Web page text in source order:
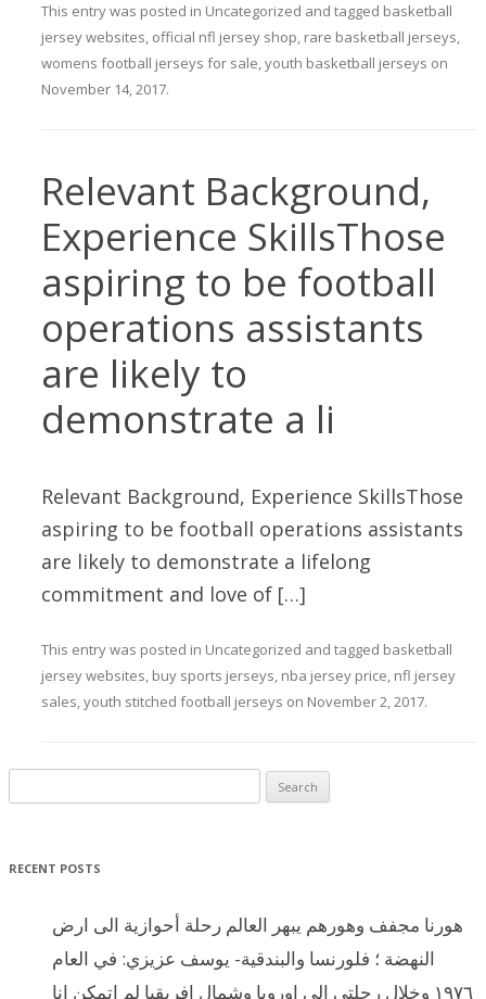
This entry was posted in Uncategorized and tagged basketball
jersey websites, official nfl jersey shop, rare basketball jerseys,
womens football jerseys for sale,youth basketball jerseys on
November 14, 2017.
Relevant Background,
Experience SkillsThose
aspiring to be football
operations assistants
are likely to
demonstrate a li
Relevant Background, Experience SkillsThose
aspiring to be football operations assistants
are likely to demonstrate a lifelong
commitment and love of […]
This entry was posted in Uncategorized and tagged basketball
jersey websites, buy sports jerseys, nba jersey price, nfl jersey
sales,youth stitched football jerseys on November 2, 2017.
RECENT POSTS
هورنا مجفف وهورهم يبهر العالم رحلة أحوازية الى ارض
النهضة ؛ فلورنسا والبندقية- يوسف عزيزي: في العام
١٩٧٦ وخلال رحلتي الى اوروبا وشمال افريقيا لم اتمكن انا